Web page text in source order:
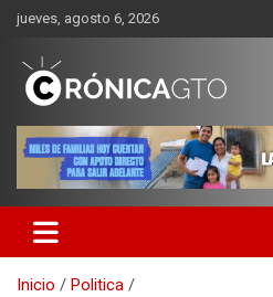
Saltar
contenido
jueves, agosto 6, 2026
CRONICA
Inicio
Politica